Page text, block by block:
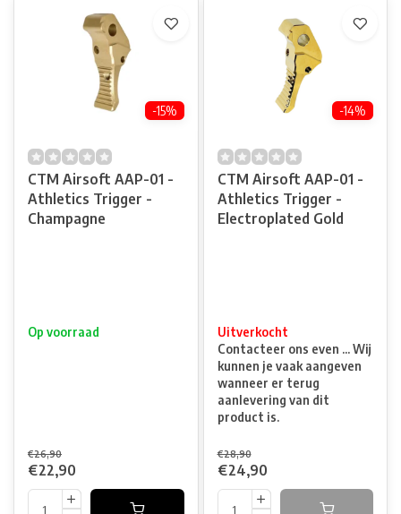
-15%
CTM Airsoft AAP-01 -
Athletics Trigger -
Champagne
Op voorraad
€26,90
€22,90
-14%
CTM Airsoft AAP-01 -
Athletics Trigger -
Electroplated Gold
Uitverkocht
Contacteer ons even ... Wij
kunnen je vaak aangeven
wanneer er terug
aanlevering van dit
product is.
€28,90
€24,90